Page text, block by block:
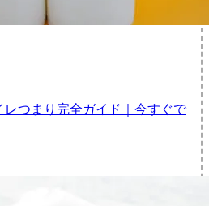
つまり完全ガイド｜今すぐで